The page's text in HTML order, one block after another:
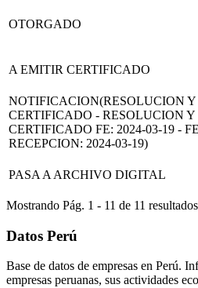
OTORGADO
A EMITIR CERTIFICADO
NOTIFICACION(RESOLUCION Y
CERTIFICADO - RESOLUCION Y
CERTIFICADO FE: 2024-03-19 -
RECEPCION: 2024-03-19)
PASA A ARCHIVO DIGITAL
Mostrando Pág. 1 - 11 de 11 resultados
Datos Perú
Base de datos de empresas en Perú.
empresas peruanas, sus actividades